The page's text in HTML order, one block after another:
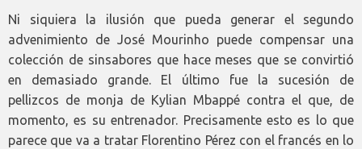
Ni siquiera la ilusión que pueda generar el segundo
advenimiento de José Mourinho puede compensar una
colección de sinsabores que hace meses que se convirtió
en demasiado grande. El último fue la sucesión de
pellizcos de monja de Kylian Mbappé contra el que, de
momento, es su entrenador. Precisamente esto es lo que
parece que va a tratar Florentino Pérez con el francés en lo